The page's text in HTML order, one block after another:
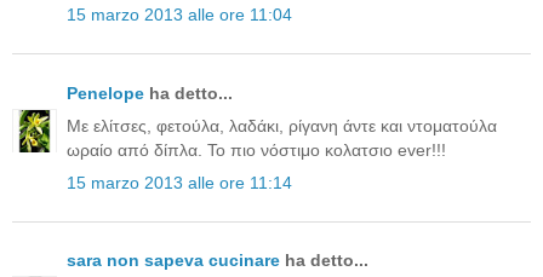
15 marzo 2013 alle ore 11:04
Penelope ha detto...
Με ελίτσες, φετούλα, λαδάκι, ρίγανη άντε και ντοματούλα
ωραίο από δίπλα. Το πιο νόστιμο κολατσιο ever!!!
15 marzo 2013 alle ore 11:14
sara non sapeva cucinare ha detto...